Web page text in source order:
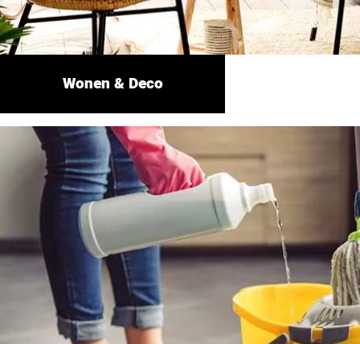
Wonen & Deco